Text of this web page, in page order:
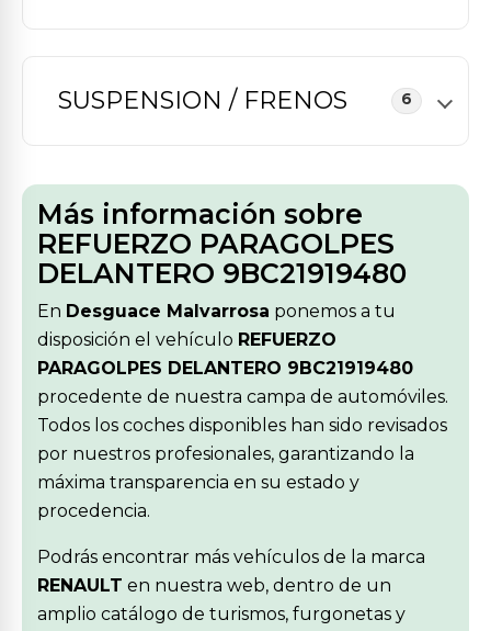
SUSPENSION / FRENOS 6
Más información sobre
REFUERZO PARAGOLPES
DELANTERO 9BC21919480
En Desguace Malvarrosa ponemos a tu
disposición el vehículo REFUERZO
PARAGOLPES DELANTERO 9BC21919480
procedente de nuestra campa de automóviles.
Todos los coches disponibles han sido revisados
por nuestros profesionales, garantizando la
máxima transparencia en su estado y
procedencia.
Podrás encontrar más vehículos de la marca
RENAULT en nuestra web, dentro de un
amplio catálogo de turismos, furgonetas y